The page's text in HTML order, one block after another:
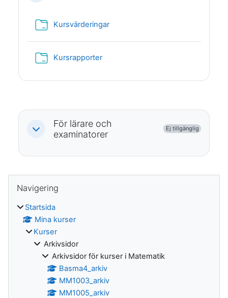
KursvärderingarMapp
KursrapporterMapp
Fäll ihop
För lärare och
examinatorer
Ej tillgänglig
Block
Navigering
Startsida
Mina kurser
Kurser
Arkivsidor
Arkivsidor för kurser i Matematik
Basma4_arkiv
MM1003_arkiv
MM1005_arkiv